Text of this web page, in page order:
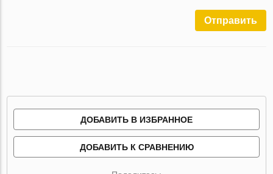
Отправить
ДОБАВИТЬ В ИЗБРАННОЕ
ДОБАВИТЬ К СРАВНЕНИЮ